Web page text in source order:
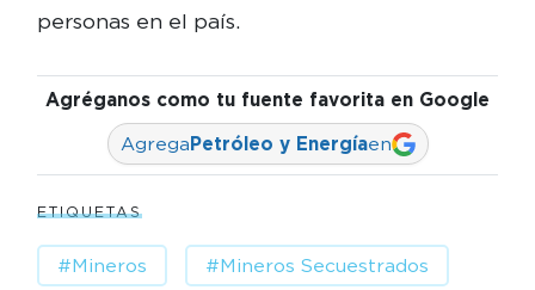
personas en el país.
Agréganos como tu fuente favorita en Google
Agrega Petróleo y Energíaen
ETIQUETAS
#Mineros #Mineros Secuestrados